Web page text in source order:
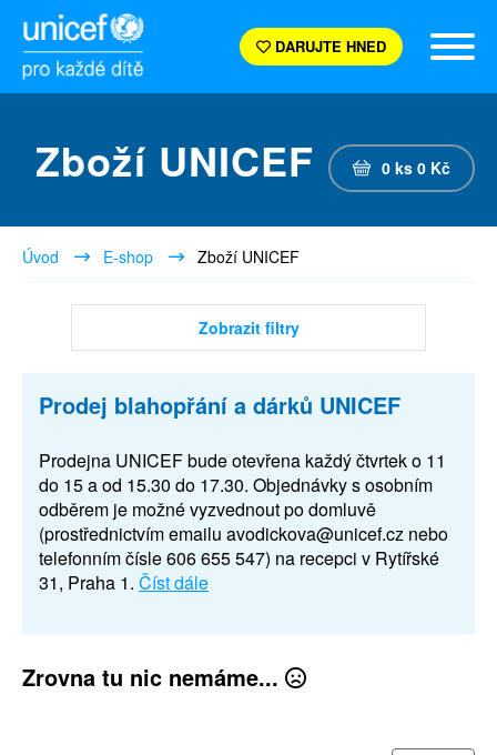
DARUJTE HNED
Zboží UNICEF 0 ks 0 Kč
Úvod E-shop Zboží UNICEF
Zobrazit filtry
Prodej blahopřání a dárků UNICEF
Prodejna UNICEF bude otevřena každý čtvrtek o 11
do 15 a od 15.30 do 17.30. Objednávky s osobním
odběrem je možné vyzvednout po domluvě
(prostřednictvím emailu avodickova@unicef.cz nebo
telefonním čísle 606 655 547) na recepci v Rytířské
31, Praha 1. Číst dále
Zrovna tu nic nemáme...